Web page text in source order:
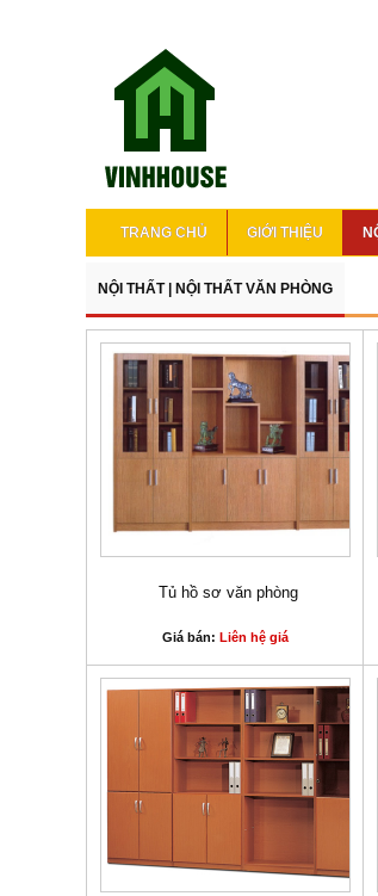
TRANG CHỦ GIỚI THIỆU
NỘI THẤT| NỘI THẤT VĂN PHÒNG
Tủ hồ sơ văn phòng
Giá bán: Liên hệ giá